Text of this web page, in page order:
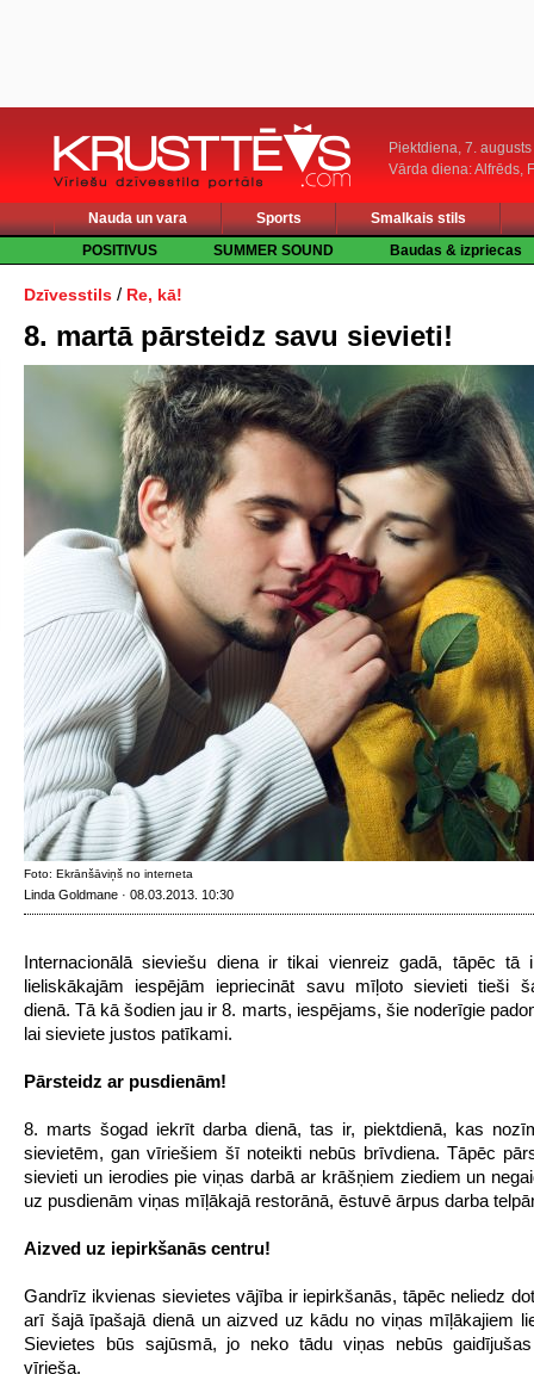
Piektdiena, 7. augusts
Vārda diena: Alfrēds,
Nauda un vara Sports
Smalkais stils
POSITIVUS
SUMMER SOUND Baudas & izpriecas
Dzīvesstils / Re, kā!
8. martā pārsteidz savu sievieti!
Foto: Ekrānšāviņš no interneta
Linda Goldmane · 08.03.2013. 10:30
Internacionālā sieviešu diena ir tikai vienreiz gadā, tāpēc tā
lieliskākajām iespējām iepriecināt savu mīļoto sievieti tieši
dienā. Tā kā šodien jau ir 8. marts, iespējams, šie noderīgie
lai sieviete justos patīkami.
Pārsteidz ar pusdienām!
8. marts šogad iekrīt darba dienā, tas ir, piektdienā, kas
sievietēm, gan vīriešiem šī noteikti nebūs brīvdiena. Tāpēc
sievieti un ierodies pie viņas darbā ar krāšņiem ziediem un
uz pusdienām viņas mīļākajā restorānā, ēstuvē ārpus darba
Aizved uz iepirkšanās centru!
Gandrīz ikvienas sievietes vājība ir iepirkšanās, tāpēc neliedz
arī šajā īpašajā dienā un aizved uz kādu no viņas mīļākajiem
Sievietes būs sajūsmā, jo neko tādu viņas nebūs
vīrieša.